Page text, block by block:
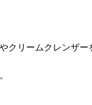
クリームクレンザー